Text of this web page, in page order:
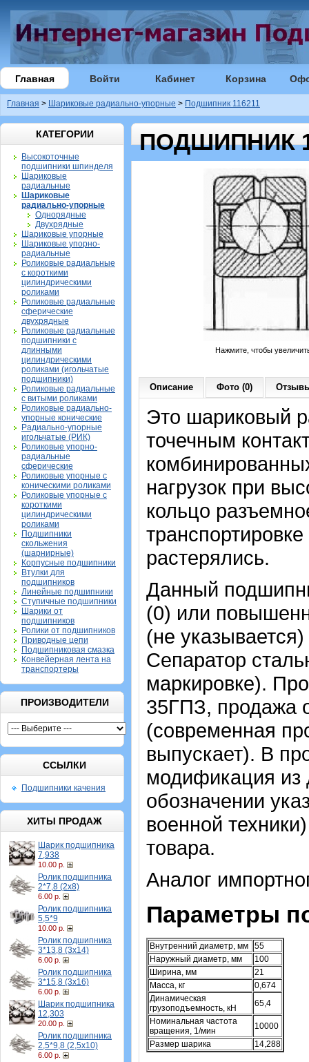
Главная Войти Кабинет Корзина
Главная > Шариковые радиально-упорные > Подшипник 116211
КАТЕГОРИИ
Высокоточные
подшипники шпинделя
Шариковые
радиальные
Шариковые
радиально-упорные
Однорядные
Двухрядные
Шариковые упорные
Шариковые упорно-
радиальные
Роликовые радиальные
с короткими
цилиндрическими
роликами
Роликовые радиальные
сферические
двухрядные
Роликовые радиальные
подшипники с
длинными
цилиндрическими
роликами (игольчатые
подшипники)
Роликовые радиальные
с витыми роликами
Роликовые радиально-
упорные конические
Радиально-упорные
игольчатые (РИК)
Роликовые упорно-
радиальные
сферические
Роликовые упорные с
коническими роликами
Роликовые упорные с
короткими
цилиндрическими
роликами
Подшипники
скольжения
(шарнирные)
Корпусные подшипники
Втулки для
подшипников
Линейные подшипники
Ступичные подшипники
Шарики от
подшипников
Ролики от подшипников
Приводные цепи
Подшипниковая смазка
Конвейерная лента на
транспортеры
ПРОИЗВОДИТЕЛИ
ССЫЛКИ
Подшипники качения
ХИТЫ ПРОДАЖ
Шарик подшипника
7,938
10.00 р.
Ролик подшипника
2*7,8 (2х8)
6.00 р.
Ролик подшипника
5,5*9
10.00 р.
Ролик подшипника
3*13,8 (3х14)
6.00 р.
Ролик подшипника
3*15,8 (3х16)
6.00 р.
Шарик подшипника
12,303
20.00 р.
Ролик подшипника
2,5*9,8 (2,5х10)
6.00 р.
ПОДШИПНИК
Нажмите, чтобы
Описание Фото (0)
Это шариковый
точечным
нагрузок при
кольцо
растерялись.
Данный
(0) или
(не
Сепаратор
маркировке).
35ГПЗ, продажа
(современная
выпускает). В
модификация из
обозначении
военной
товара.
Аналог
Параметры
Внутренний диаметр, мм
55
Наружный диаметр, мм
100
Ширина, мм
21
Масса, кг
0,674
Динамическая
грузоподъемность, кН
65,4
Номинальная частота
вращения, 1/мин
10000
Размер шарика
14,288